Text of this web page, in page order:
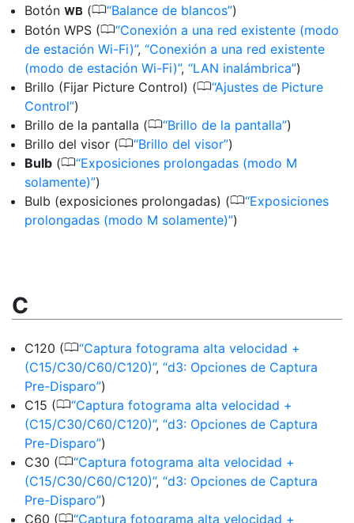
Botón U (0 Balance de blancos )
Botón WPS (0 Conexión a una red existente (modo
de estación Wi-Fi) ,
Conexión a una red existente
(modo de estación Wi-Fi) , LAN inalámbrica )
Brillo (Fijar Picture Control) (0 Ajustes de Picture
Control )
Brillo de la pantalla (0 Brillo de la pantalla )
Brillo del visor (0 Brillo del visor )
Bulb (0 Exposiciones prolongadas (modo M
solamente) )
Bulb (exposiciones prolongadas) (0 Exposiciones
prolongadas (modo M solamente) )
C
C120 (0 Captura fotograma alta velocidad +
(C15/C30/C60/C120) , d3: Opciones de Captura
Pre-Disparo )
C15 (0 Captura fotograma alta velocidad +
(C15/C30/C60/C120) , d3: Opciones de Captura
Pre-Disparo )
C30 (0 Captura fotograma alta velocidad +
(C15/C30/C60/C120) , d3: Opciones de Captura
Pre-Disparo )
C60 (0 Captura fotograma alta velocidad +